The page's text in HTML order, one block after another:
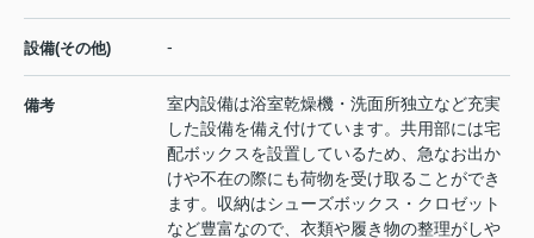
設備(その他) -
備考
室内設備は浴室乾燥機・洗面所独立など充実
した設備を備え付けています。共用部には宅
配ボックスを設置しているため、急なお出か
けや不在の際にも荷物を受け取ることができ
ます。収納はシューズボックス・クロゼット
など豊富なので、衣類や履き物の整理がしや